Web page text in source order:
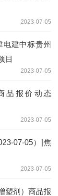
2023-07-05
建中标贵州
目
2023-07-05
品报价动态
2023-07-05
07-05）|焦
2023-07-05
塑剂）商品报